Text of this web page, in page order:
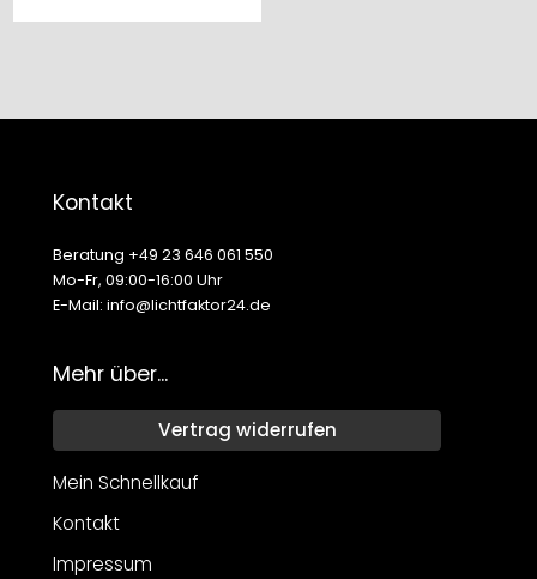
Kontakt
Beratung +49 23 646 061 550
Mo-Fr, 09:00-16:00 Uhr
E-Mail: info@lichtfaktor24.de
Mehr über...
Vertrag widerrufen
Mein Schnellkauf
Kontakt
Impressum